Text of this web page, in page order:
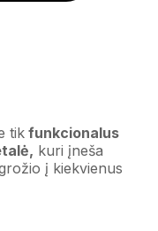
tik funkcionalus
kuri įneša
į kiekvienus